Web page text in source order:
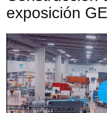
exposición